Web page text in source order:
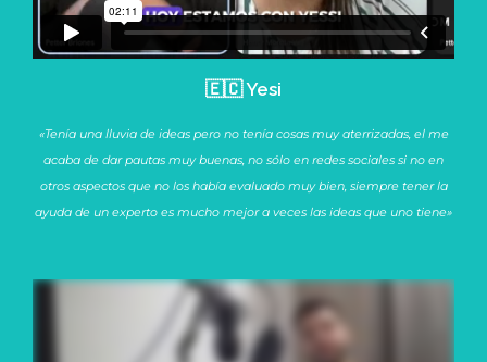
🇪🇨 Yesi
«Tenía una lluvia de ideas pero no tenía cosas muy aterrizadas, el me
acaba de dar pautas muy buenas, no sólo en redes sociales si no en
otros aspectos que no los había evaluado muy bien, siempre tener la
ayuda de un experto es mucho mejor a veces las ideas que uno tiene»